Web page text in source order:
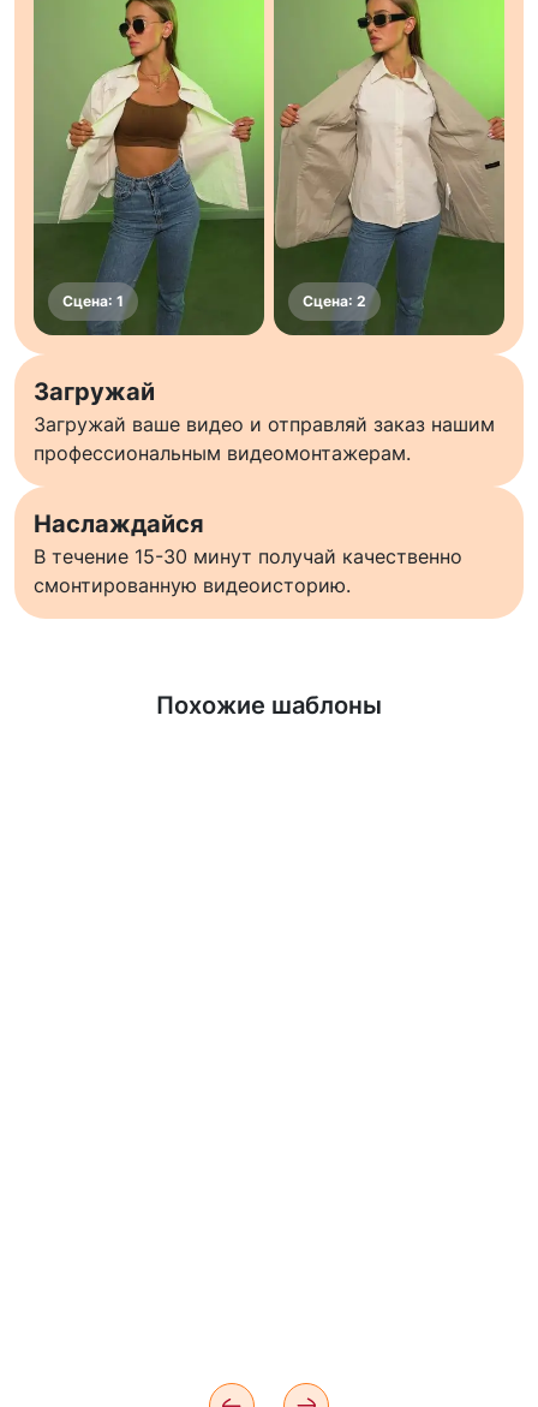
Загружай
Загружай ваше видео и отправляй заказ нашим
профессиональным видеомонтажерам.
Наслаждайся
В течение 15-30 минут получай качественно
смонтированную видеоисторию.
Похожие шаблоны
Узнать больше